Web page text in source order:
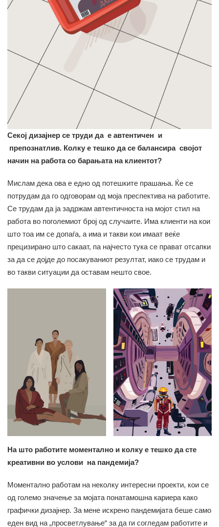
Секој дизајнер се труди да е автентичен и
препознатлив. Колку е тешко да се балансира својот
начин на работа со барањата на клиентот?
Мислам дека ова е едно од потешките прашања. Ќе се
потрудам да го одговорам од моја преспектива на работите.
Се трудам да ја задржам автентичноста на мојот стил на
работа во поголемиот број од случаите. Има клиенти на кои
што тоа им се допаѓа, а има и такви кои имаат веќе
прецизирано што сакаат, па најчесто тука се прават отсапки
за да се дојде до посакуваниот резултат, иако се трудам и
во такви ситуации да оставам нешто свое.
На што работите моментално и колку е тешко да сте
креативни во услови на пандемија?
Моментално работам на неколку интересни проекти, кои се
од големо значење за мојата понатамошна кариера како
графички дизајнер. За мене искрено пандемијата беше само
еден вид на „просветлување“ за да ги согледам работите и